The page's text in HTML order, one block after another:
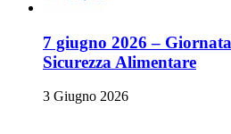
7 giugno 2026 –
Sicurezza Alimentare
3 Giugno 2026